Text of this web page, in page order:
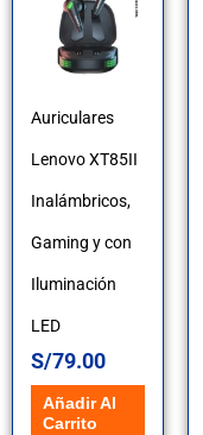
Auriculares
Lenovo XT85II
Inalámbricos,
Gaming y con
Iluminación
LED
S/79.00
Añadir Al
Carrito